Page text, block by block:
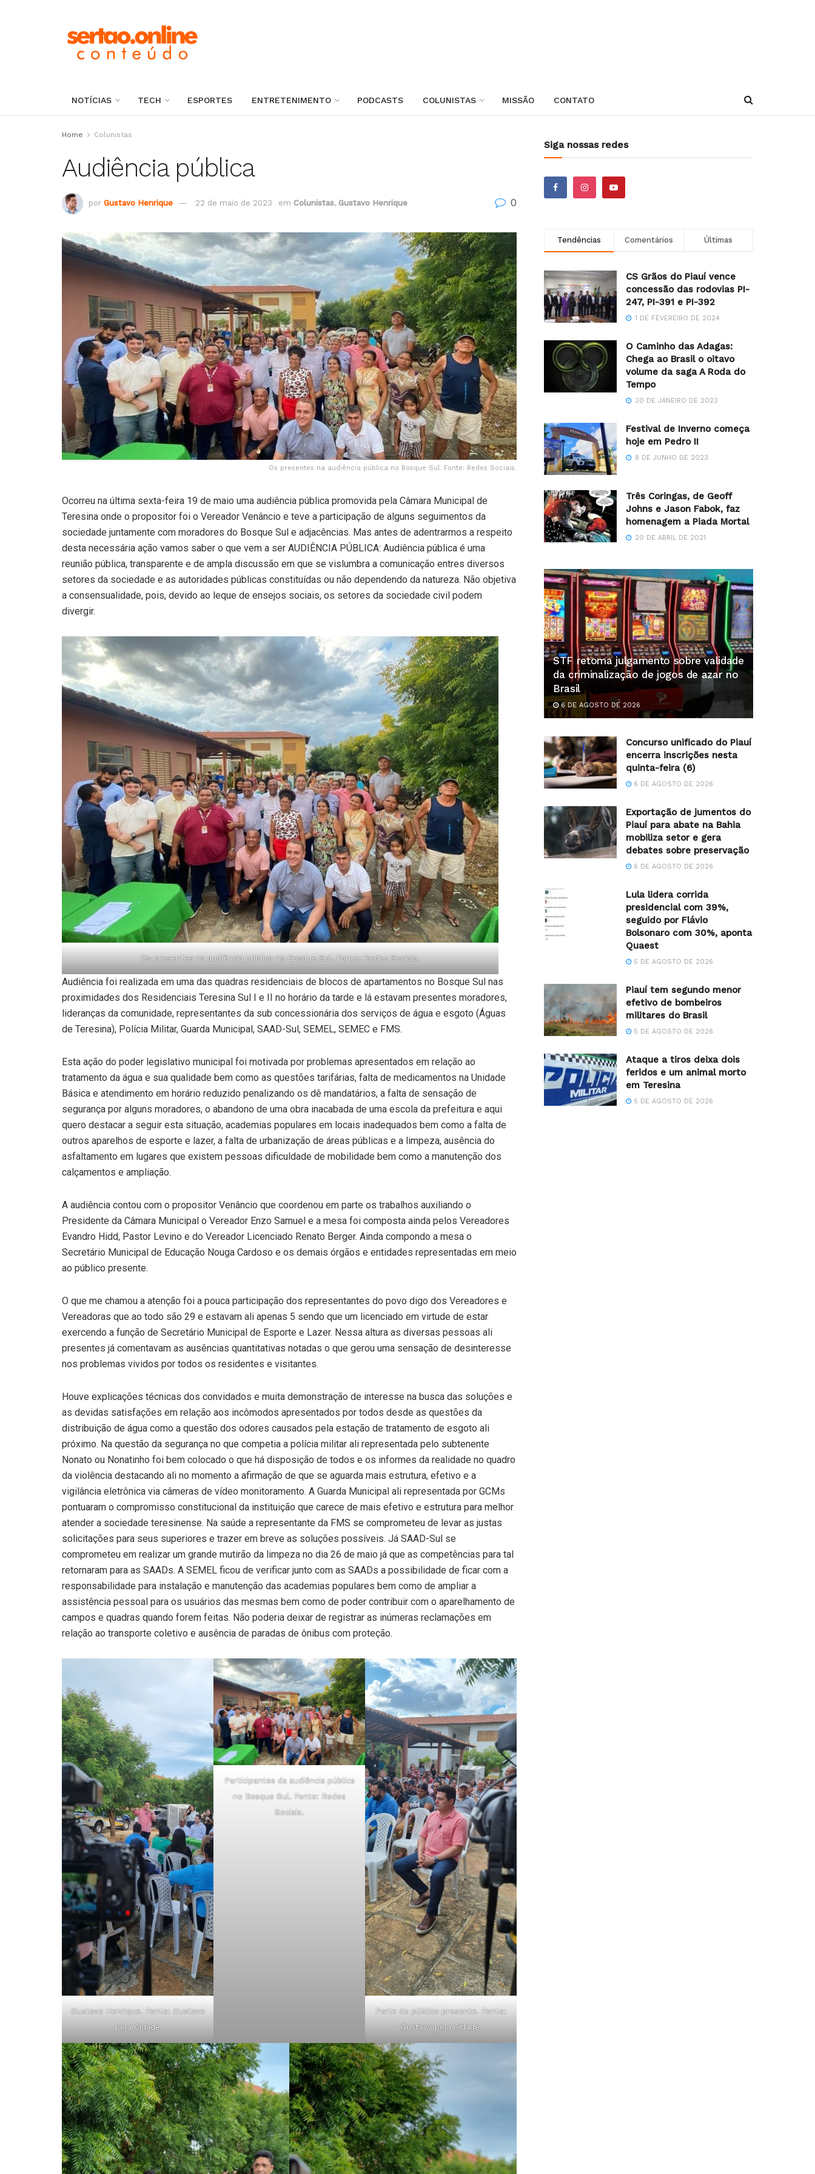
NOTÍCIAS TECH ESPORTES ENTRETENIMENTO PODCASTS COLUNISTAS MISSÃO CONTATO
Home Colunistas
Audiência pública
por Gustavo Henrique 22 de maio de 2023 em Colunistas, Gustavo Henrique 0
Os presentes na audiência pública no Bosque Sul. Fonte: Redes Sociais.
Ocorreu na última sexta-feira 19 de maio uma audiência pública promovida pela Câmara Municipal de
Teresina onde o propositor foi o Vereador Venâncio e teve a participação de alguns seguimentos da
sociedade juntamente com moradores do Bosque Sul e adjacências. Mas antes de adentrarmos a respeito
desta necessária ação vamos saber o que vem a ser AUDIÊNCIA PÚBLICA: Audiência pública é uma
reunião pública, transparente e de ampla discussão em que se vislumbra a comunicação entres diversos
setores da sociedade e as autoridades públicas constituídas ou não dependendo da natureza. Não objetiva
a consensualidade, pois, devido ao leque de ensejos sociais, os setores da sociedade civil podem
divergir.
Os presentes na audiência pública no Bosque Sul. Fonte: Redes Sociais.
Audiência foi realizada em uma das quadras residenciais de blocos de apartamentos no Bosque Sul nas
proximidades dos Residenciais Teresina Sul I e II no horário da tarde e lá estavam presentes moradores,
lideranças da comunidade, representantes da sub concessionária dos serviços de água e esgoto (Águas
de Teresina), Polícia Militar, Guarda Municipal, SAAD-Sul, SEMEL, SEMEC e FMS.
Esta ação do poder legislativo municipal foi motivada por problemas apresentados em relação ao
tratamento da água e sua qualidade bem como as questões tarifárias, falta de medicamentos na Unidade
Básica e atendimento em horário reduzido penalizando os dê mandatários, a falta de sensação de
segurança por alguns moradores, o abandono de uma obra inacabada de uma escola da prefeitura e aqui
quero destacar a seguir esta situação, academias populares em locais inadequados bem como a falta de
outros aparelhos de esporte e lazer, a falta de urbanização de áreas públicas e a limpeza, ausência do
asfaltamento em lugares que existem pessoas dificuldade de mobilidade bem como a manutenção dos
calçamentos e ampliação.
A audiência contou com o propositor Venâncio que coordenou em parte os trabalhos auxiliando o
Presidente da Câmara Municipal o Vereador Enzo Samuel e a mesa foi composta ainda pelos Vereadores
Evandro Hidd, Pastor Levino e do Vereador Licenciado Renato Berger. Ainda compondo a mesa o
Secretário Municipal de Educação Nouga Cardoso e os demais órgãos e entidades representadas em meio
ao público presente.
O que me chamou a atenção foi a pouca participação dos representantes do povo digo dos Vereadores e
Vereadoras que ao todo são 29 e estavam ali apenas 5 sendo que um licenciado em virtude de estar
exercendo a função de Secretário Municipal de Esporte e Lazer. Nessa altura as diversas pessoas ali
presentes já comentavam as ausências quantitativas notadas o que gerou uma sensação de desinteresse
nos problemas vividos por todos os residentes e visitantes.
Houve explicações técnicas dos convidados e muita demonstração de interesse na busca das soluções e
as devidas satisfações em relação aos incômodos apresentados por todos desde as questões da
distribuição de água como a questão dos odores causados pela estação de tratamento de esgoto ali
próximo. Na questão da segurança no que competia a polícia militar ali representada pelo subtenente
Nonato ou Nonatinho foi bem colocado o que há disposição de todos e os informes da realidade no quadro
da violência destacando ali no momento a afirmação de que se aguarda mais estrutura, efetivo e a
vigilância eletrônica via câmeras de vídeo monitoramento. A Guarda Municipal ali representada por GCMs
pontuaram o compromisso constitucional da instituição que carece de mais efetivo e estrutura para melhor
atender a sociedade teresinense. Na saúde a representante da FMS se comprometeu de levar as justas
solicitações para seus superiores e trazer em breve as soluções possíveis. Já SAAD-Sul se
comprometeu em realizar um grande mutirão da limpeza no dia 26 de maio já que as competências para tal
retornaram para as SAADs. A SEMEL ficou de verificar junto com as SAADs a possibilidade de ficar com a
responsabilidade para instalação e manutenção das academias populares bem como de ampliar a
assistência pessoal para os usuários das mesmas bem como de poder contribuir com o aparelhamento de
campos e quadras quando forem feitas. Não poderia deixar de registrar as inúmeras reclamações em
relação ao transporte coletivo e ausência de paradas de ônibus com proteção.
Gustavo Henrique. Fonte: Gustavo
pela Cidade
Participantes da audiência pública
no Bosque Sul. Fonte: Redes
Sociais.
Parte do público presente. Fonte:
Gustavo pela Cidade.
Siga nossas redes
Tendências Comentários Últimas
CS Grãos do Piauí vence
concessão das rodovias PI-
247, PI-391 e PI-392
1 DE FEVEREIRO DE 2024
O Caminho das Adagas:
Chega ao Brasil o oitavo
volume da saga A Roda do
Tempo
30 DE JANEIRO DE 2023
Festival de Inverno começa
hoje em Pedro II
8 DE JUNHO DE 2023
Três Coringas, de Geoff
Johns e Jason Fabok, faz
homenagem a Piada Mortal
20 DE ABRIL DE 2021
STF retoma julgamento sobre validade
da criminalização de jogos de azar no
Brasil
6 DE AGOSTO DE 2026
Concurso unificado do Piauí
encerra inscrições nesta
quinta-feira (6)
6 DE AGOSTO DE 2026
Exportação de jumentos do
Piauí para abate na Bahia
mobiliza setor e gera
debates sobre preservação
6 DE AGOSTO DE 2026
Lula lidera corrida
presidencial com 39%,
seguido por Flávio
Bolsonaro com 30%, aponta
Quaest
5 DE AGOSTO DE 2026
Piauí tem segundo menor
efetivo de bombeiros
militares do Brasil
5 DE AGOSTO DE 2026
Ataque a tiros deixa dois
feridos e um animal morto
em Teresina
5 DE AGOSTO DE 2026